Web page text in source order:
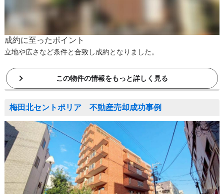
成約に至ったポイント
立地や広さなど条件と合致し成約となりました。
この物件の情報をもっと詳しく見る
梅田北セントポリア 不動産売却成功事例